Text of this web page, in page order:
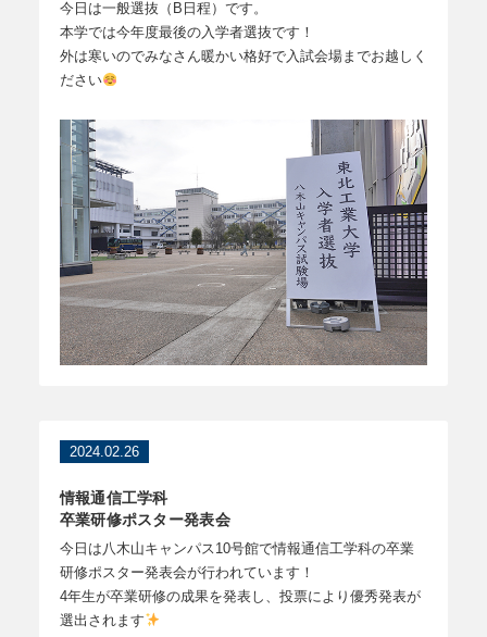
今日は一般選抜（B日程）です。
本学では今年度最後の入学者選抜です！
外は寒いのでみなさん暖かい格好で入試会場までお越しく
ださい
2024.02.26
情報通信工学科
卒業研修ポスター発表会
今日は八木山キャンパス10号館で情報通信工学科の卒業
研修ポスター発表会が行われています！
4年生が卒業研修の成果を発表し、投票により優秀発表が
選出されます